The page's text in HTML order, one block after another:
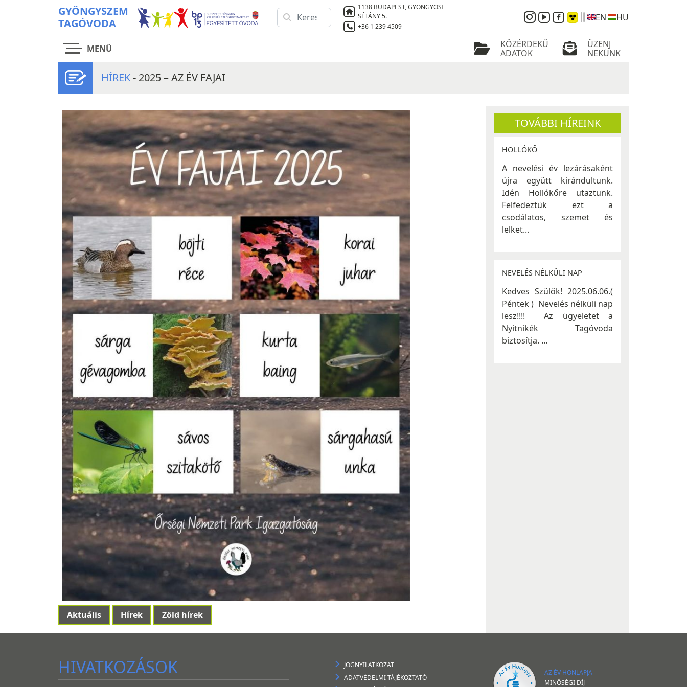
GYÖNGYSZEM
TAGÓVODA
1138 BUDAPEST, GYÖNGYÖSI
SÉTÁNY 5.
+36 1 239 4509
EN HU
MENÜ
KÖZÉRDEKŰ
ADATOK
ÜZENJ
NEKÜNK
HÍREK- 2025 – AZ ÉV FAJAI
Aktuális Hírek Zöld hírek
TOVÁBBI HÍREINK
HOLLÓKŐ
A nevelési év lezárásaként
újra együtt kirándultunk.
Idén Hollókőre utaztunk.
Felfedeztük ezt a
csodálatos, szemet és
lelket...
NEVELÉS NÉLKÜLI NAP
Kedves Szülők! 2025.06.06.(
Péntek ) Nevelés nélküli nap
lesz!!!! Az ügyeletet a
Nyitnikék Tagóvoda
biztosítja. ...
HIVATKOZÁSOK
JOGNYILATKOZAT
ADATVÉDELMI TÁJÉKOZTATÓ
AZ ÉV HONLAPJA
MINŐSÉGI DÍJ